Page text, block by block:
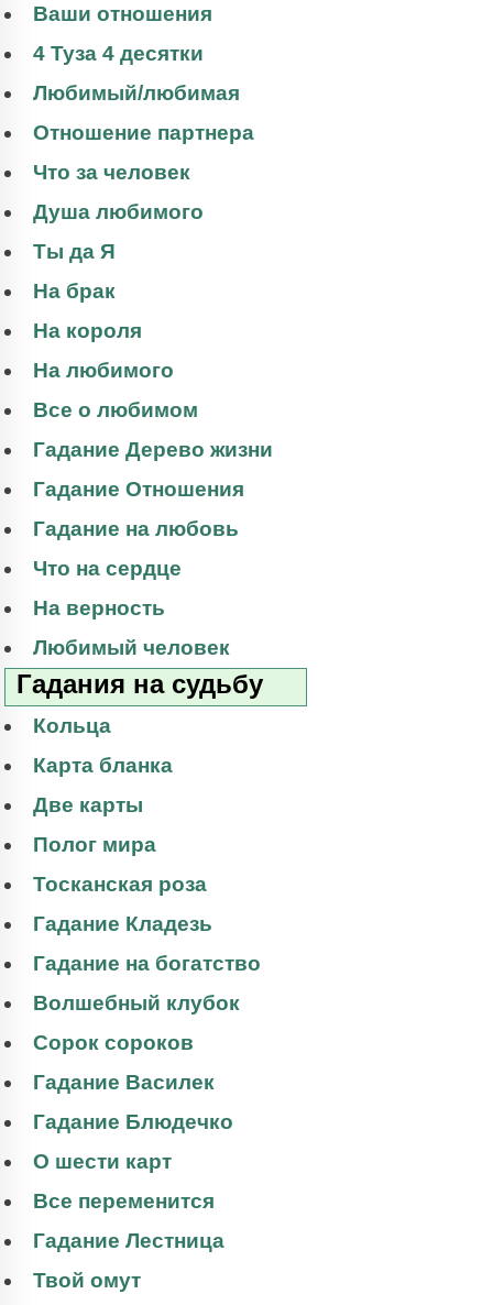
Ваши отношения
4 Туза 4 десятки
Любимый/любимая
Отношение партнера
Что за человек
Душа любимого
Ты да Я
На брак
На короля
На любимого
Все о любимом
Гадание Дерево жизни
Гадание Отношения
Гадание на любовь
Что на сердце
На верность
Любимый человек
Гадания на судьбу
Кольца
Карта бланка
Две карты
Полог мира
Тосканская роза
Гадание Кладезь
Гадание на богатство
Волшебный клубок
Сорок сороков
Гадание Василек
Гадание Блюдечко
О шести карт
Все переменится
Гадание Лестница
Твой омут